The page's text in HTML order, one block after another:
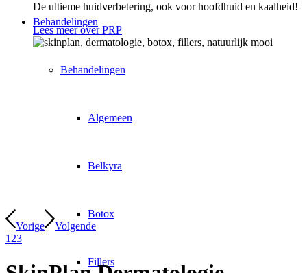
Behandelingen
Behandelingen
Algemeen
Belkyra
Botox
Fillers
De ultieme huidverbetering, ook voor hoofdhuid en kaalheid!
Lees meer over PRP
Vorige
Volgende
123